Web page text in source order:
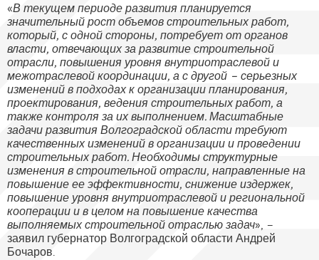
«В текущем периоде развития планируется
значительный рост объемов строительных работ,
который, с одной стороны, потребует от органов
власти, отвечающих за развитие строительной
отрасли, повышения уровня внутриотраслевой и
межотраслевой координации, а с другой – серьезных
изменений в подходах к организации планирования,
проектирования, ведения строительных работ, а
также контроля за их выполнением. Масштабные
задачи развития Волгоградской области требуют
качественных изменений в организации и проведении
строительных работ. Необходимы структурные
изменения в строительной отрасли, направленные на
повышение ее эффективности, снижение издержек,
повышение уровня внутриотраслевой и региональной
кооперации и в целом на повышение качества
выполняемых строительной отраслью задач», –
заявил губернатор Волгоградской области Андрей
Бочаров.